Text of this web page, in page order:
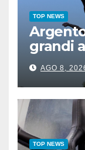
TOP NEWS
grandi
bisAGO 8,
TOP NEWS